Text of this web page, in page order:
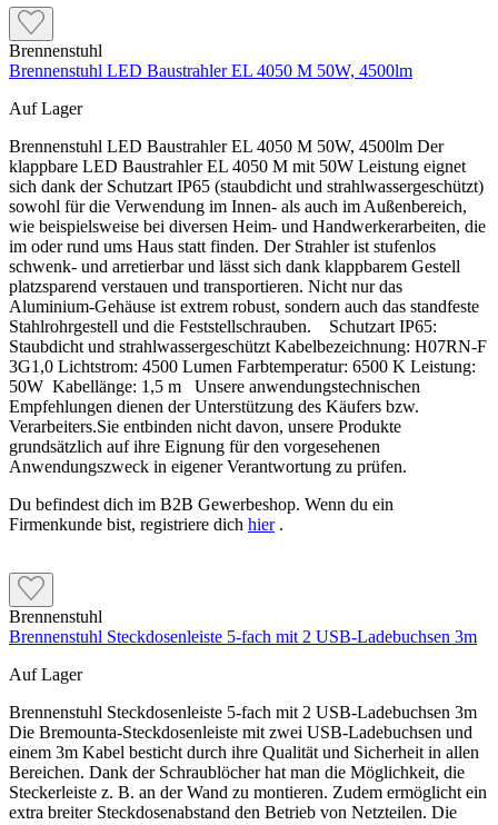
Brennenstuhl
Brennenstuhl LED Baustrahler EL 4050 M 50W, 4500lm
Auf Lager
Brennenstuhl LED Baustrahler EL 4050 M 50W, 4500lm Der
klappbare LED Baustrahler EL 4050 M mit 50W Leistung eignet
sich dank der Schutzart IP65 (staubdicht und strahlwassergeschützt)
sowohl für die Verwendung im Innen- als auch im Außenbereich,
wie beispielsweise bei diversen Heim- und Handwerkerarbeiten, die
im oder rund ums Haus statt finden. Der Strahler ist stufenlos
schwenk- und arretierbar und lässt sich dank klappbarem Gestell
platzsparend verstauen und transportieren. Nicht nur das
Aluminium-Gehäuse ist extrem robust, sondern auch das standfeste
Stahlrohrgestell und die Feststellschrauben. Schutzart IP65:
Staubdicht und strahlwassergeschützt Kabelbezeichnung: H07RN-F
3G1,0 Lichtstrom: 4500 Lumen Farbtemperatur: 6500 K Leistung:
50W Kabellänge: 1,5 m Unsere anwendungstechnischen
Empfehlungen dienen der Unterstützung des Käufers bzw.
Verarbeiters.Sie entbinden nicht davon, unsere Produkte
grundsätzlich auf ihre Eignung für den vorgesehenen
Anwendungszweck in eigener Verantwortung zu prüfen.
Du befindest dich im B2B Gewerbeshop. Wenn du ein
Firmenkunde bist, registriere dich hier.
Brennenstuhl
Brennenstuhl Steckdosenleiste 5-fach mit 2 USB-Ladebuchsen 3m
Auf Lager
Brennenstuhl Steckdosenleiste 5-fach mit 2 USB-Ladebuchsen 3m
Die Bremounta-Steckdosenleiste mit zwei USB-Ladebuchsen und
einem 3m Kabel besticht durch ihre Qualität und Sicherheit in allen
Bereichen. Dank der Schraublöcher hat man die Möglichkeit, die
Steckerleiste z. B. an der Wand zu montieren. Zudem ermöglicht ein
extra breiter Steckdosenabstand den Betrieb von Netzteilen. Die